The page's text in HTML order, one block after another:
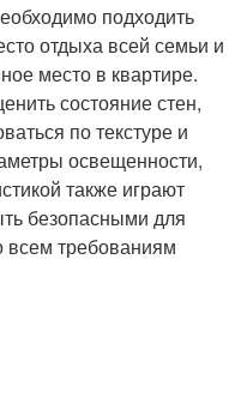
подходить
отдыха всей семьи и
место в квартире.
состояние стен,
по текстуре и
освещенности,
также играют
безопасными для
всем требованиям